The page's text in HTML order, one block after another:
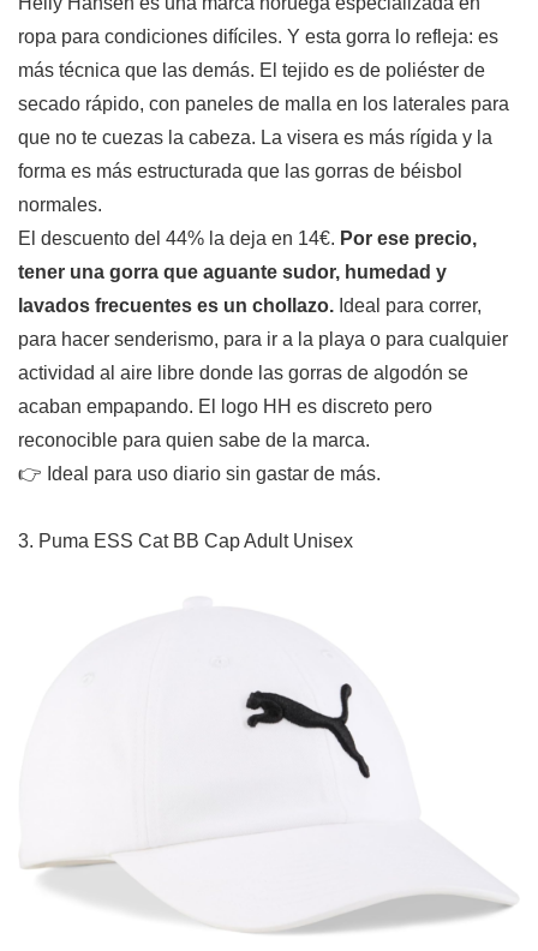
ropa para condiciones difíciles. Y esta gorra lo refleja: es
más técnica que las demás. El tejido es de poliéster de
secado rápido, con paneles de malla en los laterales para
que no te cuezas la cabeza. La visera es más rígida y la
forma es más estructurada que las gorras de béisbol
normales.
El descuento del 44% la deja en 14€. Por ese precio,
tener una gorra que aguante sudor, humedad y
lavados frecuentes es un chollazo. Ideal para correr,
para hacer senderismo, para ir a la playa o para cualquier
actividad al aire libre donde las gorras de algodón se
acaban empapando. El logo HH es discreto pero
reconocible para quien sabe de la marca.
👉 Ideal para uso diario sin gastar de más.
3. Puma ESS Cat BB Cap Adult Unisex